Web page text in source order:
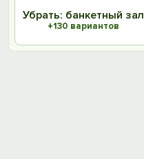
Убрать: банкетный зал
+130 вариантов